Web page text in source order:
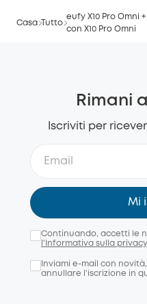
Casa Tutto
eufy X10 Pro Omni
con X10 Pro Omni
Rimani
Iscriviti per
Mi
Continuando, accetti le
l'Informativa sulla privacy
Inviami e-mail con
annullare l’iscrizione in